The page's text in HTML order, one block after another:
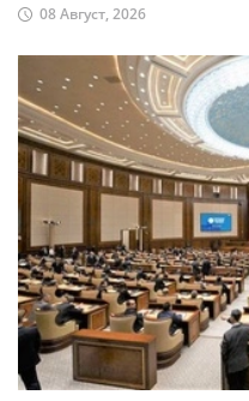
08 Август, 2026